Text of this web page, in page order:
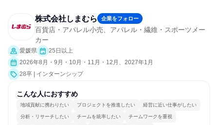
株式会社しまむら 企業をフォロー
百貨店・アパレル小売、アパレル・繊維・スポーツメー
カー
愛媛県
25日以上
2026年8月・9月・10月・11月・12月、2027年1月
28卒 | インターンシップ
こんな人におすすめ
地域貢献に携わりたい プロジェクトを推進したい 経営に近い仕事がしたい
分析・リサーチしたい チームを統率したい チームワークを重視